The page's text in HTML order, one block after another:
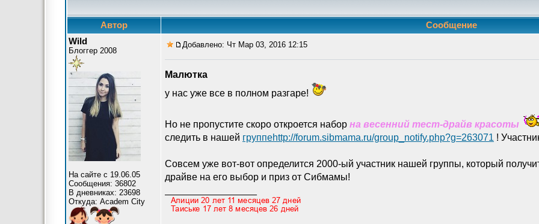
Автор
Сообщение
Wild
Блоггер 2008
На сайте с 19.06.05
Сообщения: 36802
В дневниках: 23698
Откуда: Academ City
Добавлено: Чт Мар 03, 2016 12:15
Малютка
у нас уже все в полном разгаре!
Но не пропустите скоро откроется набор на весенний тест-драйв красоты
следить в нашей группеhttp://forum.sibmama.ru/group_notify.php?g=263071 !
Совсем уже вот-вот определится 2000-ый участник нашей группы, который
драйве на его выбор и приз от Сибмамы!